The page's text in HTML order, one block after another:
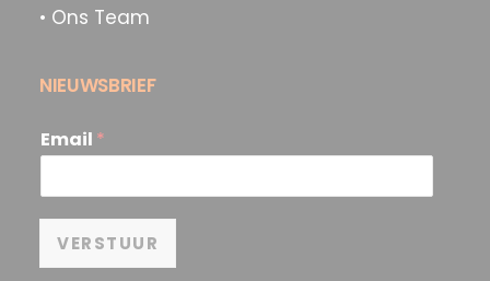
• Ons Team
NIEUWSBRIEF
Email *
VERSTUUR